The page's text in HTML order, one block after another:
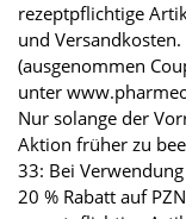
rezeptpflichtige
und
(ausgenommen
unter
Nur solange der
Aktion früher zu
33: Bei
20 % Rabatt auf